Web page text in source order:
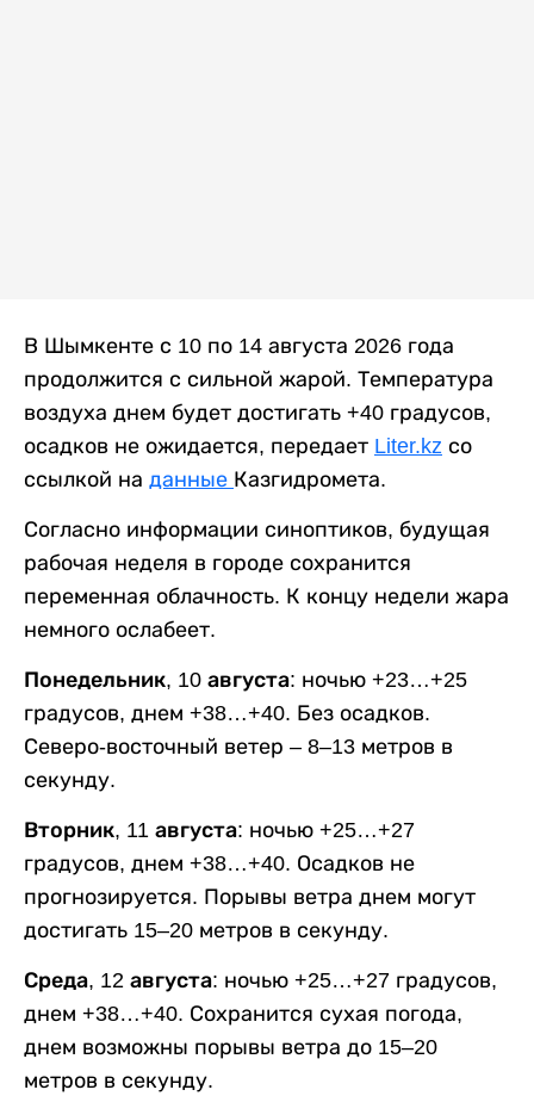
В Шымкенте с 10 по 14 августа 2026 года
продолжится с сильной жарой. Температура
воздуха днем будет достигать +40 градусов,
осадков не ожидается, передает Liter.kz со
ссылкой на данные Казгидромета.
Согласно информации синоптиков, будущая
рабочая неделя в городе сохранится
переменная облачность. К концу недели жара
немного ослабеет.
Понедельник, 10 августа: ночью +23…+25
градусов, днем +38…+40. Без осадков.
Северо-восточный ветер – 8–13 метров в
секунду.
Вторник, 11 августа: ночью +25…+27
градусов, днем +38…+40. Осадков не
прогнозируется. Порывы ветра днем могут
достигать 15–20 метров в секунду.
Среда, 12 августа: ночью +25…+27 градусов,
днем +38…+40. Сохранится сухая погода,
днем возможны порывы ветра до 15–20
метров в секунду.